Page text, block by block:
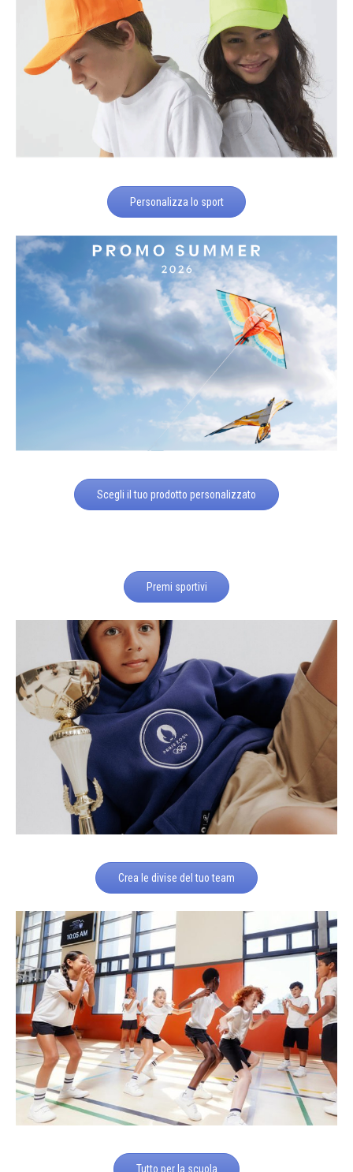
Personalizza lo sport
Scegli il tuo prodotto personalizzato
Premi sportivi
Crea le divise del tuo team
Tutto per la scuola